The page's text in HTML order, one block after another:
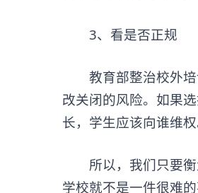
3、看是否正规
教育部整治校外培
改关闭的风险。如果
长，学生应该向谁维
所以，我们只要衡
学校就不是一件很难